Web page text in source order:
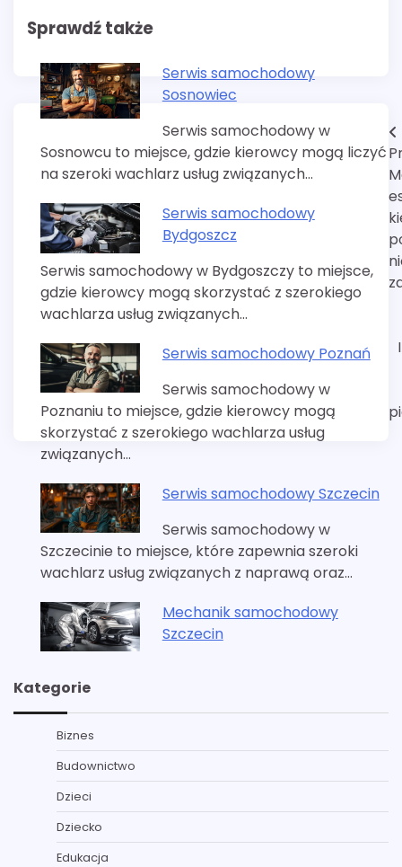
Sprawdź także
Serwis samochodowy
Sosnowiec
Serwis samochodowy w
Sosnowcu to miejsce, gdzie kierowcy mogą liczyć
na szeroki wachlarz usług związanych…
Serwis samochodowy
Bydgoszcz
Serwis samochodowy w Bydgoszczy to miejsce,
gdzie kierowcy mogą skorzystać z szerokiego
wachlarza usług związanych…
Serwis samochodowy Poznań
Serwis samochodowy w
Poznaniu to miejsce, gdzie kierowcy mogą
skorzystać z szerokiego wachlarza usług
związanych…
Serwis samochodowy Szczecin
Serwis samochodowy w
Szczecinie to miejsce, które zapewnia szeroki
wachlarz usług związanych z naprawą oraz…
Mechanik samochodowy
Szczecin
wpisu
Kategorie
Biznes
Budownictwo
Dzieci
Dziecko
Edukacja